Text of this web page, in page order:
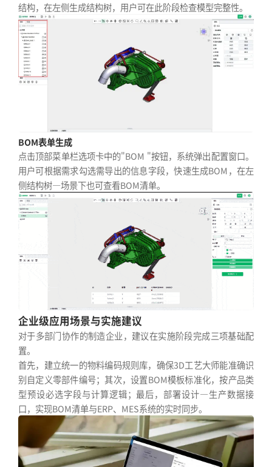
结构，在左侧生成结构树，用户可在此阶段检查模型完整性。
BOM表单生成
点击顶部菜单栏选项卡中的"BOM "按钮，系统弹出配置窗口。
用户可根据需求勾选需导出的信息字段，快速生成BOM，在左
侧结构树—场景下也可查看BOM清单。
企业级应用场景与实施建议
对于多部门协作的制造企业，建议在实施阶段完成三项基础配
置。
首先，建立统一的物料编码规则库，确保3D工艺大师能准确识
别自定义零部件编号；其次，设置BOM模板标准化，按产品类
型预设必选字段与计算逻辑；最后，部署设计—生产数据接
口，实现BOM清单与ERP、MES系统的实时同步。